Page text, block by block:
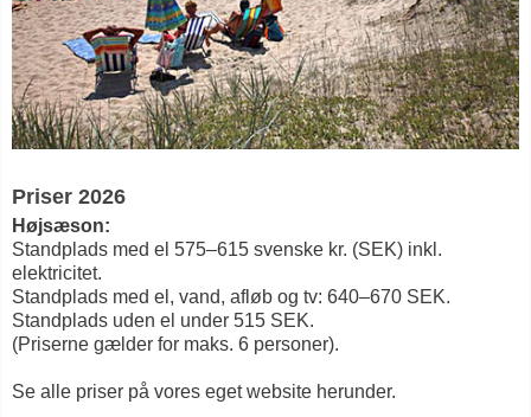
Priser 2026
Højsæson:
Standplads med el 575–615 svenske kr. (SEK) inkl.
elektricitet.
Standplads med el, vand, afløb og tv: 640–670 SEK.
Standplads uden el under 515 SEK.
(Priserne gælder for maks. 6 personer).
Se alle priser på vores eget website herunder.